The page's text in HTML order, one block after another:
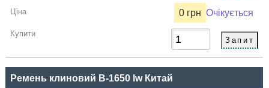
0 грн Очікується
Ремень клиновий B-1650 lw Китай